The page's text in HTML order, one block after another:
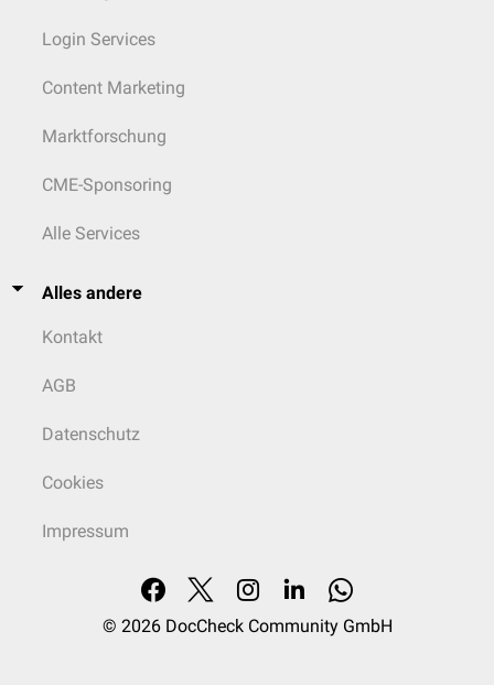
Login Services
Content Marketing
Marktforschung
CME-Sponsoring
Alle Services
Alles andere
Kontakt
AGB
Datenschutz
Cookies
Impressum
© 2026 DocCheck Community GmbH